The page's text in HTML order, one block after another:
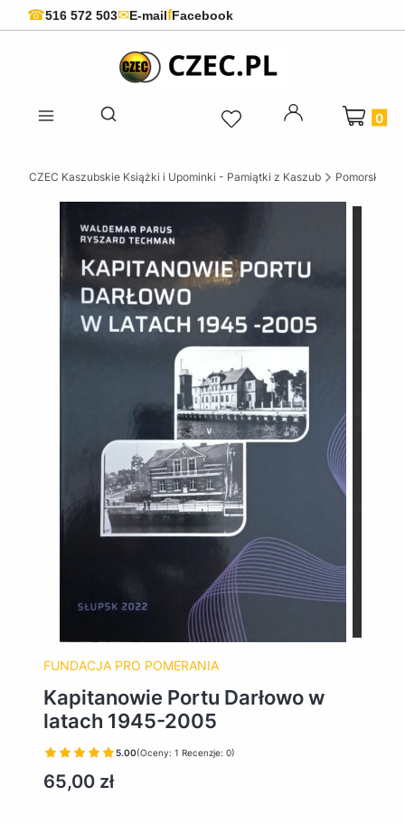
☎516 572 503✉E-mailfFacebook
Otwórz wyszukiwarkę
Produkty
CZEC Kaszubskie Książki i Upominki - Pamiątki z Kaszub Pomorskie
FUNDACJA PRO POMERANIA
Kapitanowie Portu Darłowo w
latach 1945-2005
5.00(Oceny: 1 Recenzje: 0)
Cena
65,00 zł